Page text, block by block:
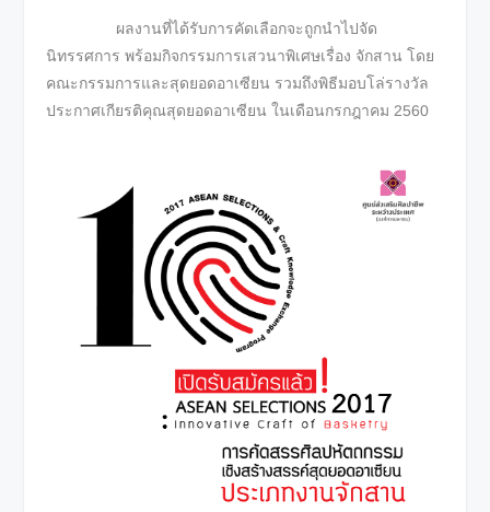
ผลงานที่ได้รับการคัดเลือกจะถูกนำไปจัด
นิทรรศการ พร้อมกิจกรรมการเสวนาพิเศษเรื่อง จักสาน โดย
คณะกรรมการและสุดยอดอาเซียน รวมถึงพิธีมอบโล่รางวัล
ประกาศเกียรติคุณสุดยอดอาเซียน ในเดือนกรกฎาคม 2560